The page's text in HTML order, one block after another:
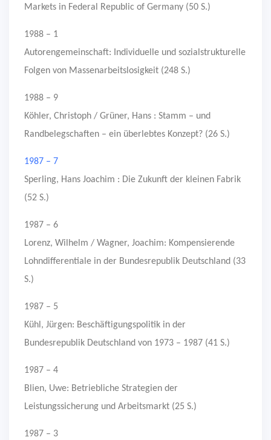
Markets in Federal Republic of Germany (50 S.)
1988 – 1
Autorengemeinschaft: Individuelle und sozialstrukturelle
Folgen von Massenarbeitslosigkeit (248 S.)
1988 – 9
Köhler, Christoph / Grüner, Hans : Stamm – und
Randbelegschaften – ein überlebtes Konzept? (26 S.)
1987 – 7
Sperling, Hans Joachim : Die Zukunft der kleinen Fabrik
(52 S.)
1987 – 6
Lorenz, Wilhelm / Wagner, Joachim: Kompensierende
Lohndifferentiale in der Bundesrepublik Deutschland (33
S.)
1987 – 5
Kühl, Jürgen: Beschäftigungspolitik in der
Bundesrepublik Deutschland von 1973 – 1987 (41 S.)
1987 – 4
Blien, Uwe: Betriebliche Strategien der
Leistungssicherung und Arbeitsmarkt (25 S.)
1987 – 3